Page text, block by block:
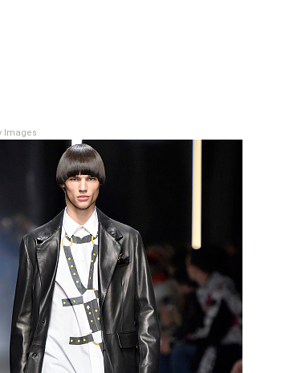
Images